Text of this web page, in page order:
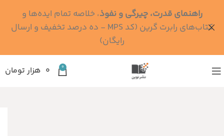
0 ۰ هزار تومان
راهنمای قدرت، چیرگی و نفوذ، خلاصه تمام ایده‌ها و
کتاب‌های رابرت گرین (کد MPS - ده درصد تخفیف و ارسال
رایگان)